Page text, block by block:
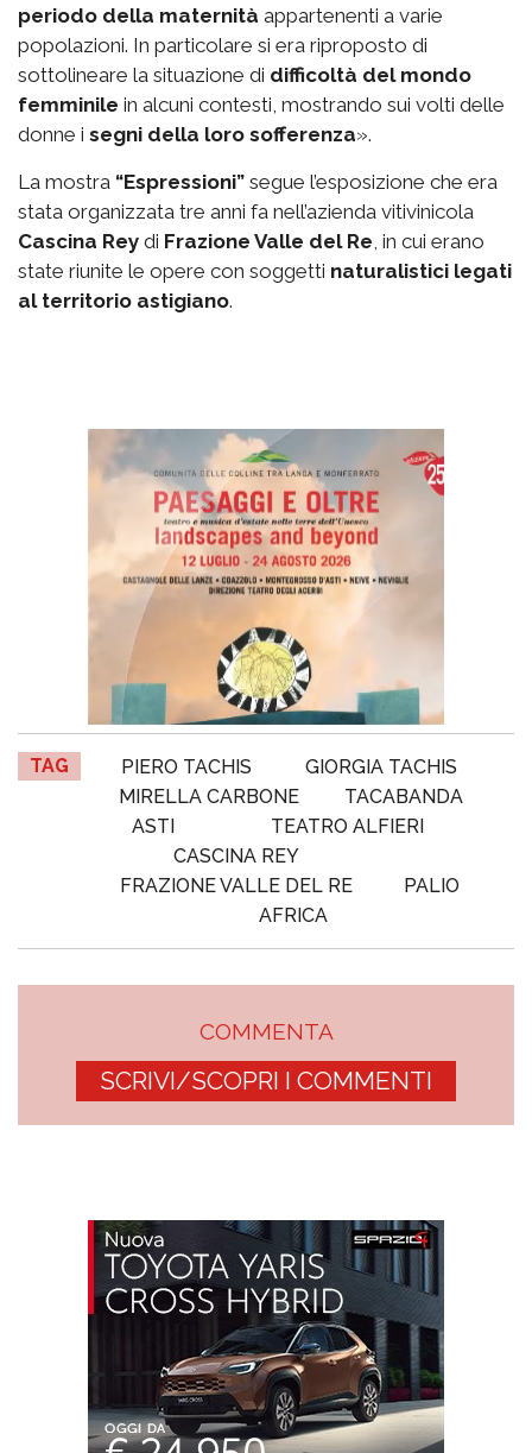
periodo della maternità appartenenti a varie
popolazioni. In particolare si era riproposto di
sottolineare la situazione di difficoltà del mondo
femminile in alcuni contesti, mostrando sui volti delle
donne i segni della loro sofferenza».
La mostra “Espressioni” segue l’esposizione che era
stata organizzata tre anni fa nell’azienda vitivinicola
Cascina Rey di Frazione Valle del Re, in cui erano
state riunite le opere con soggetti naturalistici legati
al territorio astigiano.
TAG PIERO TACHIS
GIORGIA TACHIS
MIRELLA CARBONE
TACABANDA
ASTI
TEATRO ALFIERI
CASCINA REY
FRAZIONE VALLE DEL RE
PALIO
AFRICA
COMMENTA
SCRIVI/SCOPRI I COMMENTI